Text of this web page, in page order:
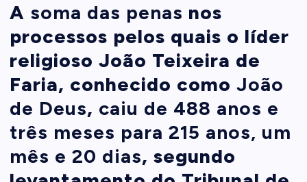
A soma das penas nos
processos pelos quais o líder
religioso João Teixeira de
Faria, conhecido como João
de Deus, caiu de 488 anos e
três meses para 215 anos, um
mês e 20 dias, segundo